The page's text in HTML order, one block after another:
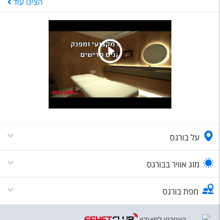
על בורגס
מזג אוויר בבורגס
מפת בורגס